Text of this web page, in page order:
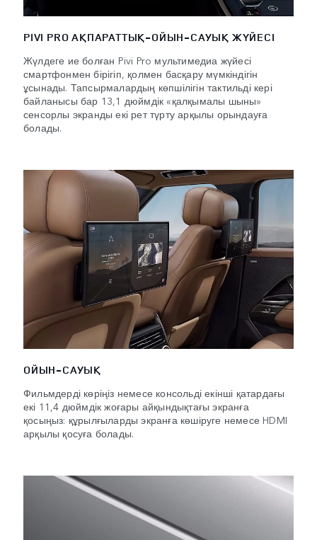
PIVI PRO АҚПАРАТТЫҚ-ОЙЫН-САУЫҚ ЖҮЙЕСІ
Жүлдеге ие болған Pivi Pro мультимедиа жүйесі
смартфонмен бірігіп, қолмен басқару мүмкіндігін
ұсынады. Тапсырмалардың көпшілігін тактильді кері
байланысы бар 13,1 дюймдік «қалқымалы шыны»
сенсорлы экранды екі рет түрту арқылы орындауға
болады.
ОЙЫН-САУЫҚ
Фильмдерді көріңіз немесе консольді екінші қатардағы
екі 11,4 дюймдік жоғары айқындықтағы экранға
қосыңыз: құрылғыларды экранға көшіруге немесе HDMI
арқылы қосуға болады.